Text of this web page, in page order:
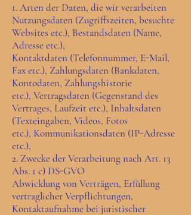
1. Arten der Daten, die wir verarbeiten
Nutzungsdaten (Zugriffszeiten, besuchte
Websites etc.), Bestandsdaten (Name,
Adresse etc.),
Kontaktdaten (Telefonnummer, E-Mail,
Fax etc.), Zahlungsdaten (Bankdaten,
Kontodaten, Zahlungshistorie
etc.), Vertragsdaten (Gegenstand des
Vertrages, Laufzeit etc.), Inhaltsdaten
(Texteingaben, Videos, Fotos
etc.), Kommunikationsdaten (IP-Adresse
etc.),
2. Zwecke der Verarbeitung nach Art. 13
Abs. 1 c) DS-GVO
Abwicklung von Verträgen, Erfüllung
vertraglicher Verpflichtungen,
Kontaktaufnahme bei juristischer